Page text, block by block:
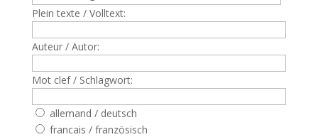
Plein texte / Volltext:
Auteur / Autor:
Mot clef / Schlagwort:
allemand / deutsch
francais / französisch